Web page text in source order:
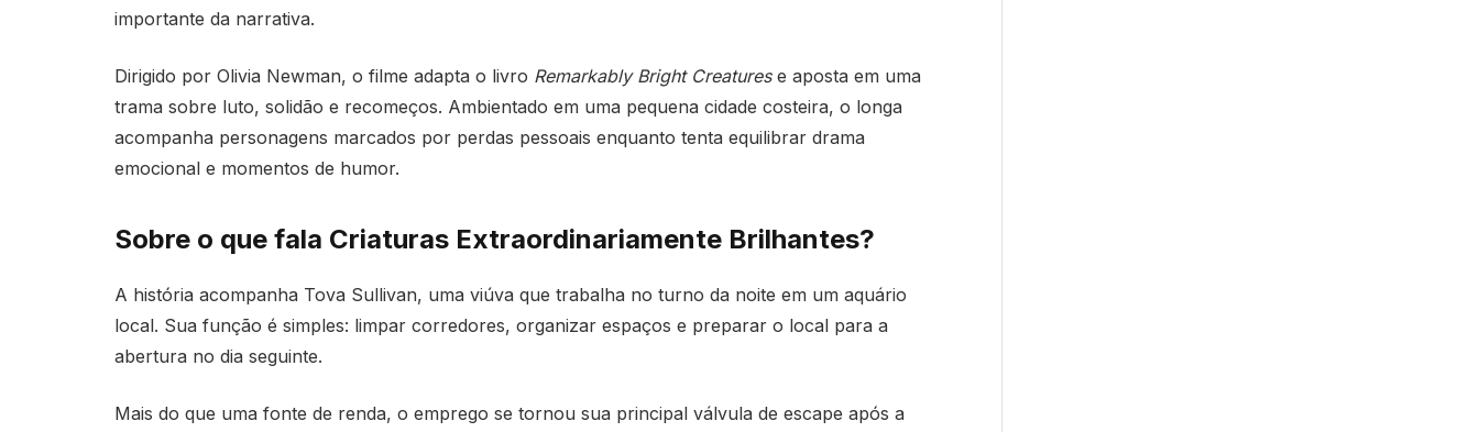
importante da narrativa.
Dirigido por Olivia Newman, o filme adapta o livro Remarkably Bright Creaturese aposta em uma
trama sobre luto, solidão e recomeços. Ambientado em uma pequena cidade costeira, o longa
acompanha personagens marcados por perdas pessoais enquanto tenta equilibrar drama
emocional e momentos de humor.
Sobre o que fala Criaturas Extraordinariamente Brilhantes?
A história acompanha Tova Sullivan, uma viúva que trabalha no turno da noite em um aquário
local. Sua função é simples: limpar corredores, organizar espaços e preparar o local para a
abertura no dia seguinte.
Mais do que uma fonte de renda, o emprego se tornou sua principal válvula de escape após a